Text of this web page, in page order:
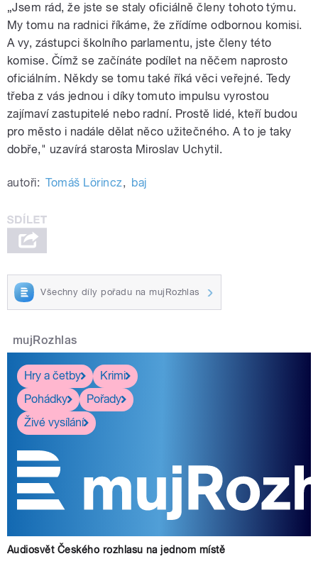
„Jsem rád, že jste se staly oficiálně členy tohoto týmu.
My tomu na radnici říkáme, že zřídíme odbornou komisi.
A vy, zástupci školního parlamentu, jste členy této
komise. Čímž se začínáte podílet na něčem naprosto
oficiálním. Někdy se tomu také říká věci veřejné. Tedy
třeba z vás jednou i díky tomuto impulsu vyrostou
zajímaví zastupitelé nebo radní. Prostě lidé, kteří budou
pro město i nadále dělat něco užitečného. A to je taky
dobře," uzavírá starosta Miroslav Uchytil.
autoři: Tomáš Lörincz, baj
Všechny díly pořadu na mujRozhlas
mujRozhlas
Hry a četby
Krimi
Pohádky
Pořady
Živé vysílání
Audiosvět Českého rozhlasu na jednom místě